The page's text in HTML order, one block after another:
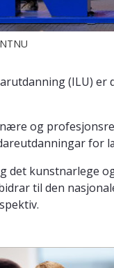
(ILU) er
og
for
det kunstnarlege
til den